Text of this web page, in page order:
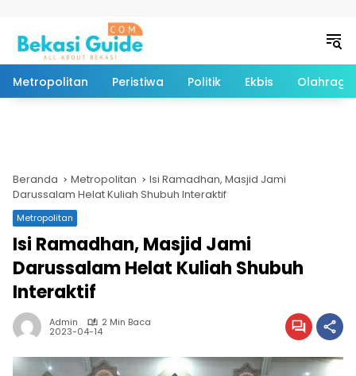
Metropolitan Peristiwa Politik Ekbis Olahraga
Beranda Metropolitan
Isi Ramadhan, Masjid Jami
Darussalam Helat Kuliah Shubuh Interaktif
Metropolitan
Isi Ramadhan, Masjid Jami
Darussalam Helat Kuliah Shubuh
Interaktif
Admin 2 Min Baca
2023-04-14